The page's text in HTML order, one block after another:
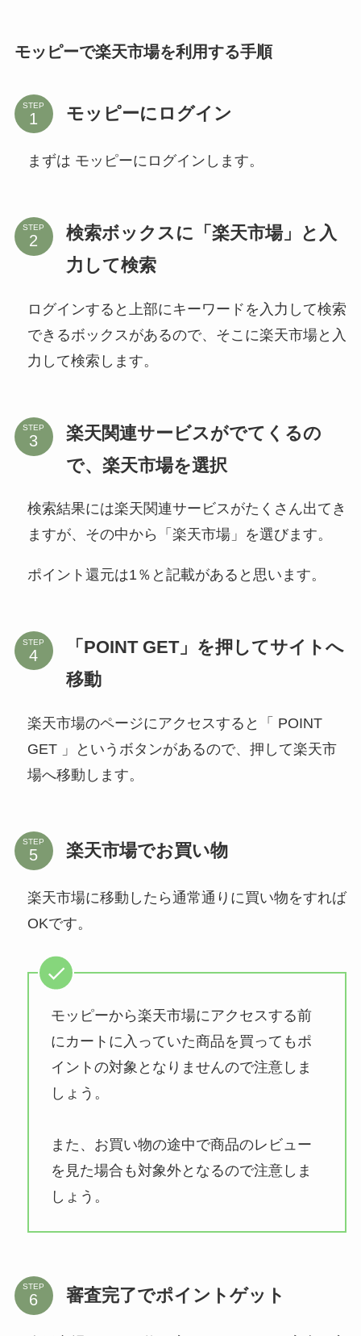
モッピーで楽天市場を利用する手順
STEP モッピーにログイン
まずは モッピーにログインします。
STEP
検索ボックスに「楽天市場」と入
力して検索
ログインすると上部にキーワードを入力して検索
できるボックスがあるので、そこに楽天市場と入
力して検索します。
STEP
楽天関連サービスがでてくるの
で、楽天市場を選択
検索結果には楽天関連サービスがたくさん出てき
ますが、その中から「楽天市場」を選びます。
ポイント還元は1％と記載があると思います。
STEP
「POINT GET」を押してサイトへ
移動
楽天市場のページにアクセスすると「 POINT
GET 」というボタンがあるので、押して楽天市
場へ移動します。
STEP 楽天市場でお買い物
楽天市場に移動したら通常通りに買い物をすれば
OKです。
モッピーから楽天市場にアクセスする前
にカートに入っていた商品を買ってもポ
イントの対象となりませんので注意しま
しょう。
また、お買い物の途中で商品のレビュー
を見た場合も対象外となるので注意しま
しょう。
STEP 審査完了でポイントゲット